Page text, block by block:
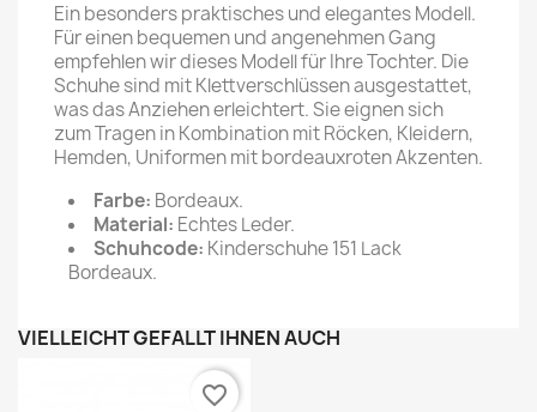
Ein besonders praktisches und elegantes Modell.
Für einen bequemen und angenehmen Gang
empfehlen wir dieses Modell für Ihre Tochter. Die
Schuhe sind mit Klettverschlüssen ausgestattet,
was das Anziehen erleichtert. Sie eignen sich
zum Tragen in Kombination mit Röcken, Kleidern,
Hemden, Uniformen mit bordeauxroten Akzenten.
Farbe: Bordeaux.
Material: Echtes Leder.
Schuhcode: Kinderschuhe 151 Lack
Bordeaux.
VIELLEICHT GEFÄLLT IHNEN AUCH
favorite_border